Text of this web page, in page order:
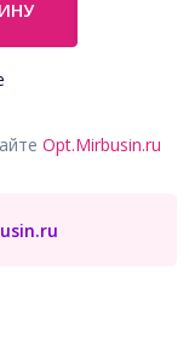
Opt.Mirbusin.ru